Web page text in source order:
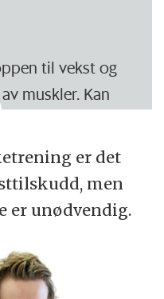
til vekst og
muskler. Kan
av
fra dyr
i matvarer med
er det
men
er unødvendig.